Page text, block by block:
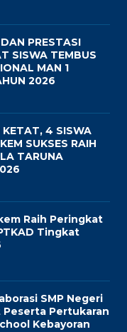
PRESTASI
SISWA TEMBUS
MAN 1
2026
KETAT, 4 SISWA
SUKSES RAIH
TARUNA
Raih Peringkat
Tingkat
SMP Negeri
Pertukaran
Kebayoran